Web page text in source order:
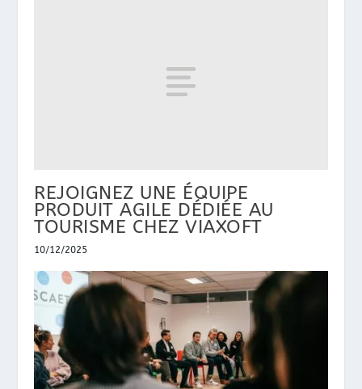
REJOIGNEZ UNE ÉQUIPE
PRODUIT AGILE DÉDIÉE AU
TOURISME CHEZ VIAXOFT
10/12/2025